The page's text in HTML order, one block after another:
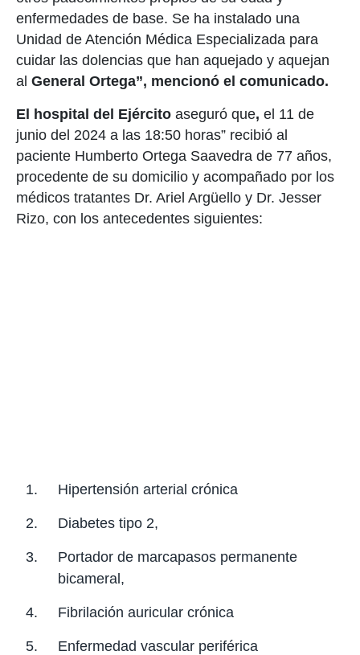
enfermedades de base. Se ha instalado una
Unidad de Atención Médica Especializada para
cuidar las dolencias que han aquejado y aquejan
al General Ortega”, mencionó el comunicado.
El hospital del Ejército aseguró que, el 11 de
junio del 2024 a las 18:50 horas” recibió al
paciente Humberto Ortega Saavedra de 77 años,
procedente de su domicilio y acompañado por los
médicos tratantes Dr. Ariel Argüello y Dr. Jesser
Rizo, con los antecedentes siguientes:
Hipertensión arterial crónica
Diabetes tipo 2,
Portador de marcapasos permanente
bicameral,
Fibrilación auricular crónica
Enfermedad vascular periférica